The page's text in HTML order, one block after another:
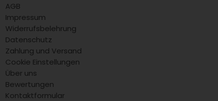
AGB
Impressum
Widerrufsbelehrung
Datenschutz
Zahlung und Versand
Cookie Einstellungen
Über uns
Bewertungen
Kontaktformular